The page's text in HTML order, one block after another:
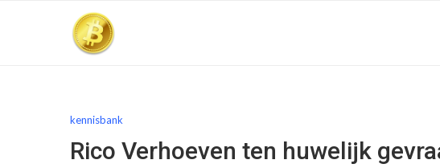
kennisbank
Rico Verhoeven ten huwelijk